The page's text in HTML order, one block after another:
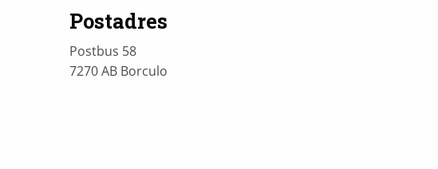
Postadres
Postbus 58
7270 AB Borculo